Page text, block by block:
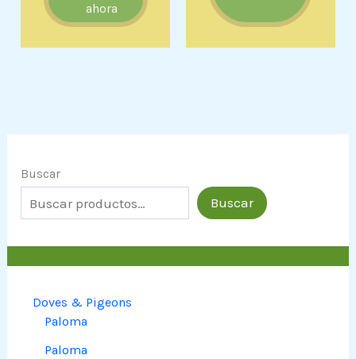
Buscar
Buscar
Doves & Pigeons
Paloma
Paloma
ahora